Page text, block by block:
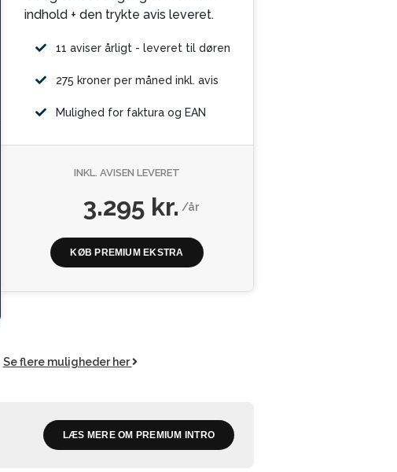
indhold + den trykte avis leveret.
11 aviser årligt - leveret til døren
275 kroner per måned inkl. avis
Mulighed for faktura og EAN
INKL. AVISEN LEVERET
3.295 kr./år
KØB PREMIUM EKSTRA
Se flere muligheder her
LÆS MERE OM PREMIUM INTRO